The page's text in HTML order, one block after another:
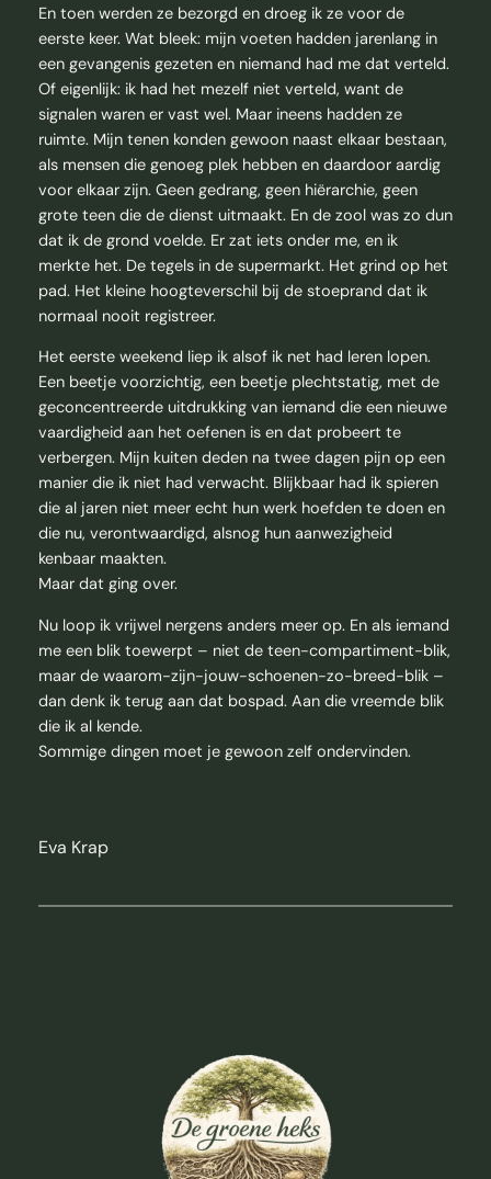
En toen werden ze bezorgd en droeg ik ze voor de
eerste keer. Wat bleek: mijn voeten hadden jarenlang in
een gevangenis gezeten en niemand had me dat verteld.
Of eigenlijk: ik had het mezelf niet verteld, want de
signalen waren er vast wel. Maar ineens hadden ze
ruimte. Mijn tenen konden gewoon naast elkaar bestaan,
als mensen die genoeg plek hebben en daardoor aardig
voor elkaar zijn. Geen gedrang, geen hiërarchie, geen
grote teen die de dienst uitmaakt. En de zool was zo dun
dat ik de grond voelde. Er zat iets onder me, en ik
merkte het. De tegels in de supermarkt. Het grind op het
pad. Het kleine hoogteverschil bij de stoeprand dat ik
normaal nooit registreer.
Het eerste weekend liep ik alsof ik net had leren lopen.
Een beetje voorzichtig, een beetje plechtstatig, met de
geconcentreerde uitdrukking van iemand die een nieuwe
vaardigheid aan het oefenen is en dat probeert te
verbergen. Mijn kuiten deden na twee dagen pijn op een
manier die ik niet had verwacht. Blijkbaar had ik spieren
die al jaren niet meer echt hun werk hoefden te doen en
die nu, verontwaardigd, alsnog hun aanwezigheid
kenbaar maakten.
Maar dat ging over.
Nu loop ik vrijwel nergens anders meer op. En als iemand
me een blik toewerpt – niet de teen-compartiment-blik,
maar de waarom-zijn-jouw-schoenen-zo-breed-blik –
dan denk ik terug aan dat bospad. Aan die vreemde blik
die ik al kende.
Sommige dingen moet je gewoon zelf ondervinden.
Eva Krap